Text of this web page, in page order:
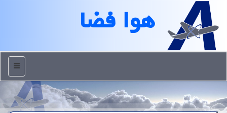
هوا فضا
منو